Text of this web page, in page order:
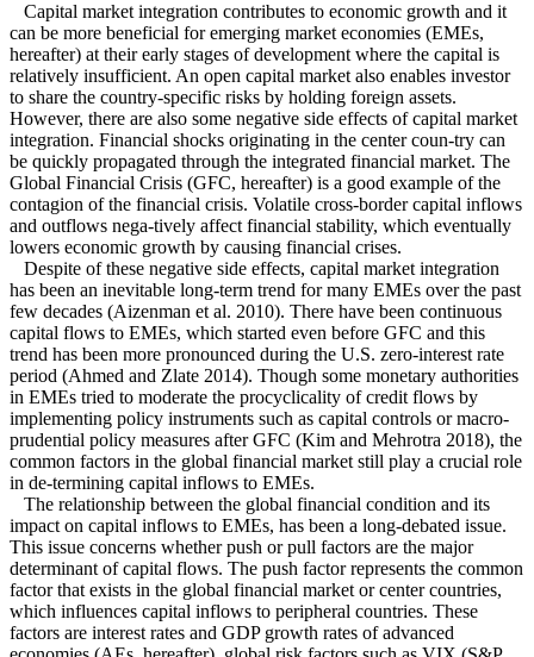
Capital market integration contributes to economic growth and it
can be more beneficial for emerging market economies (EMEs,
hereafter) at their early stages of development where the capital is
relatively insufficient. An open capital market also enables investor
to share the country-specific risks by holding foreign assets.
However, there are also some negative side effects of capital market
integration. Financial shocks originating in the center coun-try can
be quickly propagated through the integrated financial market. The
Global Financial Crisis (GFC, hereafter) is a good example of the
contagion of the financial crisis. Volatile cross-border capital inflows
and outflows nega-tively affect financial stability, which eventually
lowers economic growth by causing financial crises.
Despite of these negative side effects, capital market integration
has been an inevitable long-term trend for many EMEs over the past
few decades (Aizenman et al. 2010). There have been continuous
capital flows to EMEs, which started even before GFC and this
trend has been more pronounced during the U.S. zero-interest rate
period (Ahmed and Zlate 2014). Though some monetary authorities
in EMEs tried to moderate the procyclicality of credit flows by
implementing policy instruments such as capital controls or macro-
prudential policy measures after GFC (Kim and Mehrotra 2018), the
common factors in the global financial market still play a crucial role
in de-termining capital inflows to EMEs.
The relationship between the global financial condition and its
impact on capital inflows to EMEs, has been a long-debated issue.
This issue concerns whether push or pull factors are the major
determinant of capital flows. The push factor represents the common
factor that exists in the global financial market or center countries,
which influences capital inflows to peripheral countries. These
factors are interest rates and GDP growth rates of advanced